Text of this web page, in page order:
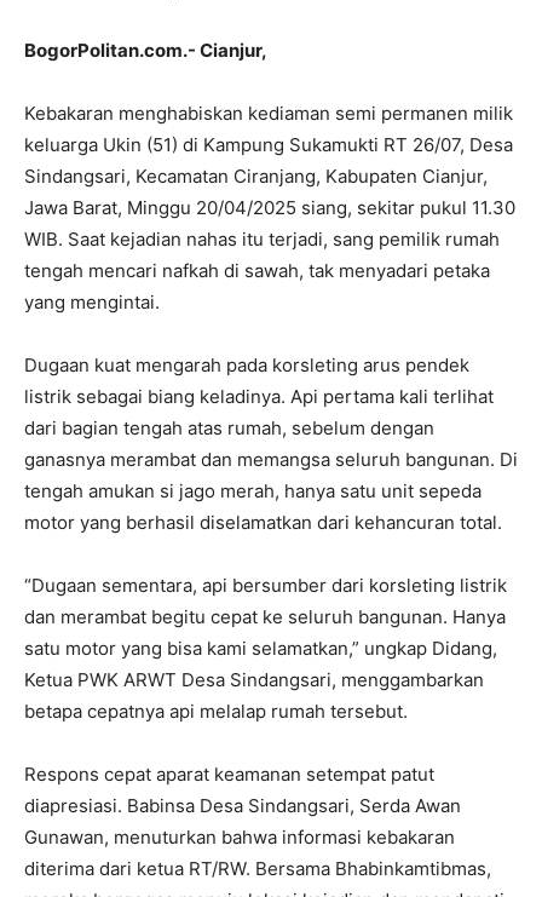
BogorPolitan.com.- Cianjur,
Kebakaran menghabiskan kediaman semi permanen milik
keluarga Ukin (51) di Kampung Sukamukti RT 26/07, Desa
Sindangsari, Kecamatan Ciranjang, Kabupaten Cianjur,
Jawa Barat, Minggu 20/04/2025 siang, sekitar pukul 11.30
WIB. Saat kejadian nahas itu terjadi, sang pemilik rumah
tengah mencari nafkah di sawah, tak menyadari petaka
yang mengintai.
Dugaan kuat mengarah pada korsleting arus pendek
listrik sebagai biang keladinya. Api pertama kali terlihat
dari bagian tengah atas rumah, sebelum dengan
ganasnya merambat dan memangsa seluruh bangunan. Di
tengah amukan si jago merah, hanya satu unit sepeda
motor yang berhasil diselamatkan dari kehancuran total.
“Dugaan sementara, api bersumber dari korsleting listrik
dan merambat begitu cepat ke seluruh bangunan. Hanya
satu motor yang bisa kami selamatkan,” ungkap Didang,
Ketua PWK ARWT Desa Sindangsari, menggambarkan
betapa cepatnya api melalap rumah tersebut.
Respons cepat aparat keamanan setempat patut
diapresiasi. Babinsa Desa Sindangsari, Serda Awan
Gunawan, menuturkan bahwa informasi kebakaran
diterima dari ketua RT/RW. Bersama Bhabinkamtibmas,